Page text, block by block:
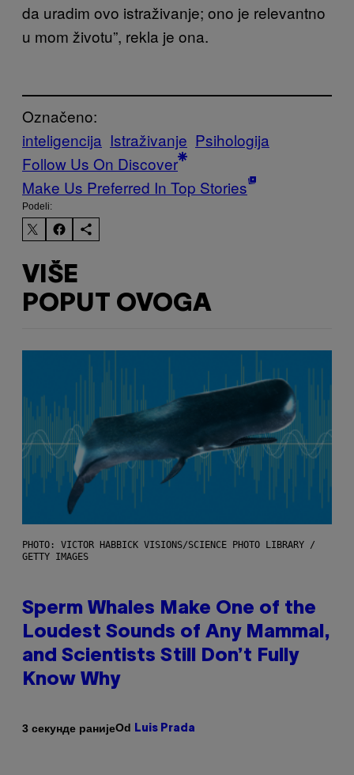
da uradim ovo istraživanje; ono je relevantno
u mom životu”, rekla je ona.
Označeno:
inteligencija Istraživanje Psihologija
Follow Us On Discover
Make Us Preferred In Top Stories
Podeli:
VIŠE
POPUT OVOGA
PHOTO: VICTOR HABBICK VISIONS/SCIENCE PHOTO LIBRARY /
GETTY IMAGES
Sperm Whales Make One of the
Loudest Sounds of Any Mammal,
and Scientists Still Don’t Fully
Know Why
3 секунде ранијеOd Luis Prada